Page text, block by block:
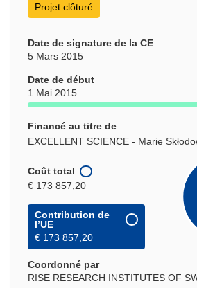
Projet clôturé
Date de signature de la CE
5 Mars 2015
Date de début
1 Mai 2015
Financé au titre de
EXCELLENT SCIENCE - Marie
Coût total
€ 173 857,20
Contribution de
l’UE
€ 173 857,20
Coordonné par
RISE RESEARCH INSTITUTES OF